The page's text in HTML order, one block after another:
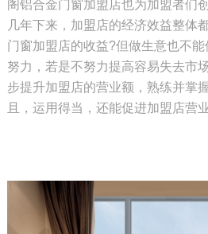
阁铝合金门窗加盟店也为加盟者们
几年下来，加盟店的经济效益整体
门窗加盟店的收益?但做生意也不
努力，若是不努力提高容易失去市
步提升加盟店的营业额，熟练并掌
且，运用得当，还能促进加盟店营